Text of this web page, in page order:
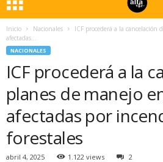
Inicio Nacionales
ICF procederá a la cancelación
afectadas...
NACIONALES
ICF procederá a la
planes de manejo
afectadas por
forestales
abril 4, 2025 1.122 views 2